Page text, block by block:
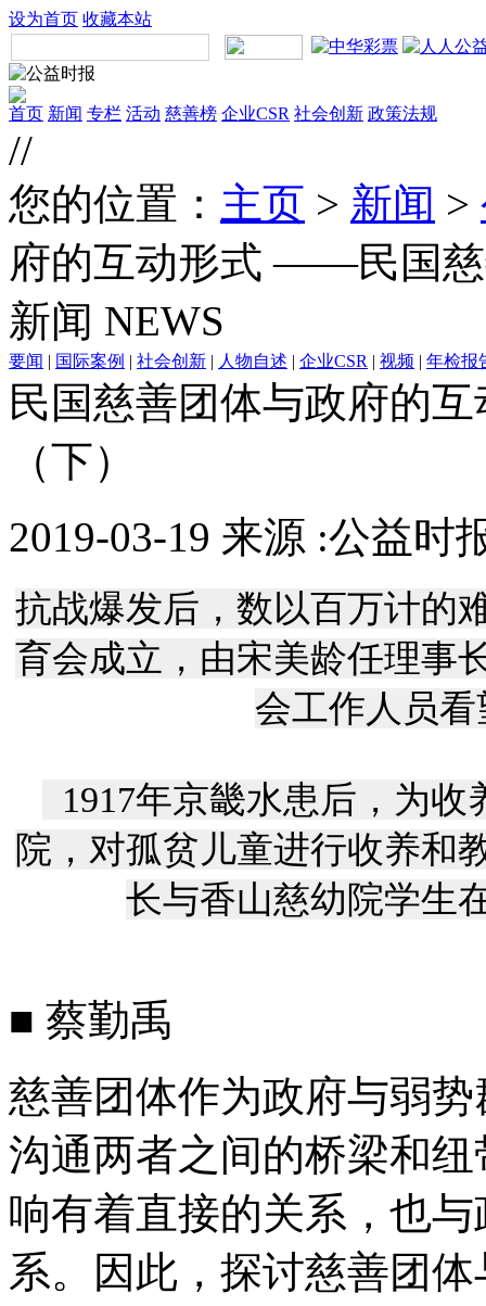
设为首页 收藏本站
首页 新闻 专栏 活动 慈善榜 企业CSR 社会创新 政策法规
//
您的位置： 主页 > 新闻 >
府的互动形式 ——民国
新闻 NEWS
要闻 | 国际案例 | 社会创新 | 人物自述 | 企业CSR | 视频 | 年检报
民国慈善团体与政府的
（下）
2019-03-19 来源 :公益时
抗战爆发后，数以百万计的
育会成立，由宋美龄任理事
会工作人员
1917年京畿水患后，为
院，对孤贫儿童进行收养和
长与香山慈幼院学生
■ 蔡勤禹
慈善团体作为政府与弱
沟通两者之间的桥梁和
响有着直接的关系，也
系。因此，探讨慈善团